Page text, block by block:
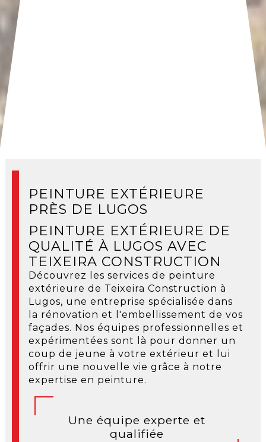
PEINTURE EXTÉRIEURE
PRÈS DE LUGOS
PEINTURE EXTÉRIEURE DE
QUALITÉ À LUGOS AVEC
TEIXEIRA CONSTRUCTION
Découvrez les services de peinture
extérieure de Teixeira Construction à
Lugos, une entreprise spécialisée dans
la rénovation et l'embellissement de vos
façades. Nos équipes professionnelles et
expérimentées sont là pour donner un
coup de jeune à votre extérieur et lui
offrir une nouvelle vie grâce à notre
expertise en peinture.
Une équipe experte et
qualifiée